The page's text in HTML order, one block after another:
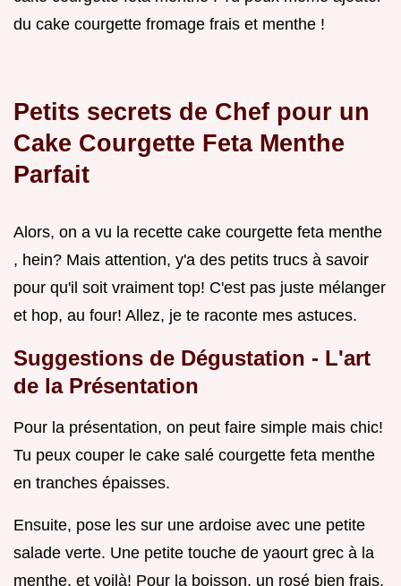
du cake courgette fromage frais et menthe !
Petits secrets de Chef pour un
Cake Courgette Feta Menthe
Parfait
Alors, on a vu la recette cake courgette feta menthe
, hein? Mais attention, y'a des petits trucs à savoir
pour qu'il soit vraiment top! C'est pas juste mélanger
et hop, au four! Allez, je te raconte mes astuces.
Suggestions de Dégustation - L'art
de la Présentation
Pour la présentation, on peut faire simple mais chic!
Tu peux couper le cake salé courgette feta menthe
en tranches épaisses.
Ensuite, pose les sur une ardoise avec une petite
salade verte. Une petite touche de yaourt grec à la
menthe, et voilà! Pour la boisson, un rosé bien frais,